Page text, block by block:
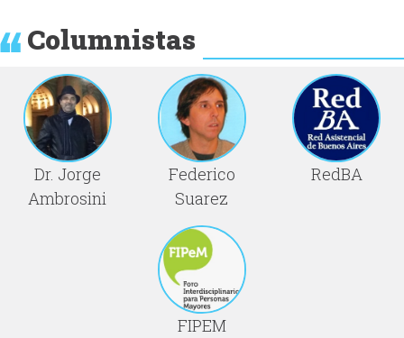
Columnistas
Dr. Jorge
Ambrosini
Federico
Suarez
RedBA
FIPEM